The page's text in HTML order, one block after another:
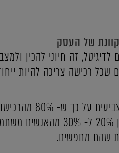
של העסק
לדיגיטל, זה חיוני להכין
שכל רכישה צריכה להיות
מחקרים
ביקורות ודירוגים.
שהם מחפשים.